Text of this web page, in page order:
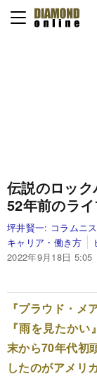
伝説のロック
52年前のラ
坪井賢一: コラムニ
キャリア・働き方
2022年9月18日 5:05
『プラウド・メ
『雨を見たか
末から70年代初
したのがアメリ